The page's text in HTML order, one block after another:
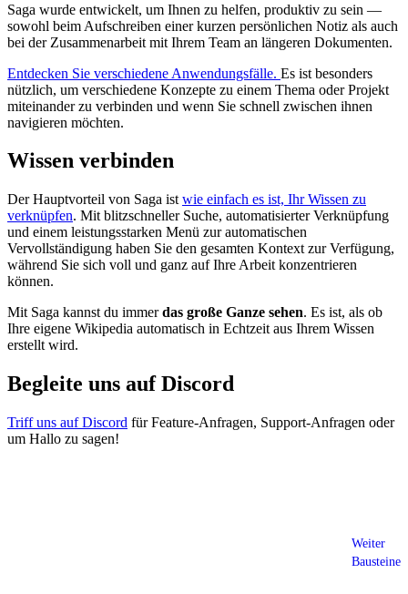
Saga wurde entwickelt, um Ihnen zu helfen, produktiv zu sein —
sowohl beim Aufschreiben einer kurzen persönlichen Notiz als auch
bei der Zusammenarbeit mit Ihrem Team an längeren Dokumenten.
Entdecken Sie verschiedene Anwendungsfälle. Es ist besonders
nützlich, um verschiedene Konzepte zu einem Thema oder Projekt
miteinander zu verbinden und wenn Sie schnell zwischen ihnen
navigieren möchten.
Wissen verbinden
Der Hauptvorteil von Saga ist wie einfach es ist, Ihr Wissen zu
verknüpfen. Mit blitzschneller Suche, automatisierter Verknüpfung
und einem leistungsstarken Menü zur automatischen
Vervollständigung haben Sie den gesamten Kontext zur Verfügung,
während Sie sich voll und ganz auf Ihre Arbeit konzentrieren
können.
Mit Saga kannst du immerdas große Ganze sehen. Es ist, als ob
Ihre eigene Wikipedia automatisch in Echtzeit aus Ihrem Wissen
erstellt wird.
Begleite uns auf Discord
Triff uns auf Discord für Feature-Anfragen, Support-Anfragen oder
um Hallo zu sagen!
Weiter
Bausteine